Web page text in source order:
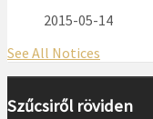
2015-05-14
See All Notices
Szűcsiről röviden